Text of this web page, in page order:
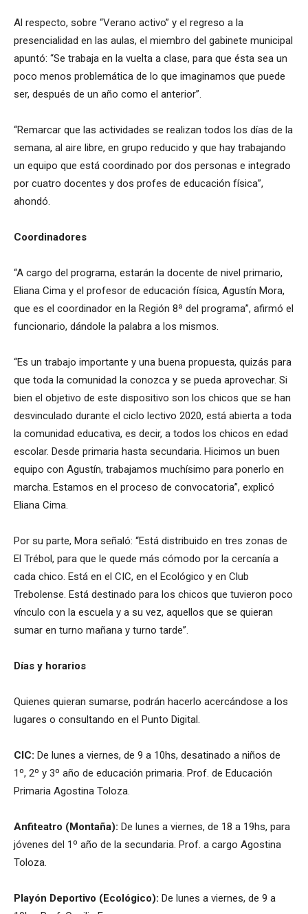
Al respecto, sobre “Verano activo” y el regreso a la
presencialidad en las aulas, el miembro del gabinete municipal
apuntó: “Se trabaja en la vuelta a clase, para que ésta sea un
poco menos problemática de lo que imaginamos que puede
ser, después de un año como el anterior”.
“Remarcar que las actividades se realizan todos los días de la
semana, al aire libre, en grupo reducido y que hay trabajando
un equipo que está coordinado por dos personas e integrado
por cuatro docentes y dos profes de educación física”,
ahondó.
Coordinadores
“A cargo del programa, estarán la docente de nivel primario,
Eliana Cima y el profesor de educación física, Agustín Mora,
que es el coordinador en la Región 8ª del programa”, afirmó el
funcionario, dándole la palabra a los mismos.
“Es un trabajo importante y una buena propuesta, quizás para
que toda la comunidad la conozca y se pueda aprovechar. Si
bien el objetivo de este dispositivo son los chicos que se han
desvinculado durante el ciclo lectivo 2020, está abierta a toda
la comunidad educativa, es decir, a todos los chicos en edad
escolar. Desde primaria hasta secundaria. Hicimos un buen
equipo con Agustín, trabajamos muchísimo para ponerlo en
marcha. Estamos en el proceso de convocatoria”, explicó
Eliana Cima.
Por su parte, Mora señaló: “Está distribuido en tres zonas de
El Trébol, para que le quede más cómodo por la cercanía a
cada chico. Está en el CIC, en el Ecológico y en Club
Trebolense. Está destinado para los chicos que tuvieron poco
vínculo con la escuela y a su vez, aquellos que se quieran
sumar en turno mañana y turno tarde”.
Días y horarios
Quienes quieran sumarse, podrán hacerlo acercándose a los
lugares o consultando en el Punto Digital.
CIC: De lunes a viernes, de 9 a 10hs, desatinado a niños de
1º, 2º y 3º año de educación primaria. Prof. de Educación
Primaria Agostina Toloza.
Anfiteatro (Montaña): De lunes a viernes, de 18 a 19hs, para
jóvenes del 1º año de la secundaria. Prof. a cargo Agostina
Toloza.
Playón Deportivo (Ecológico): De lunes a viernes, de 9 a